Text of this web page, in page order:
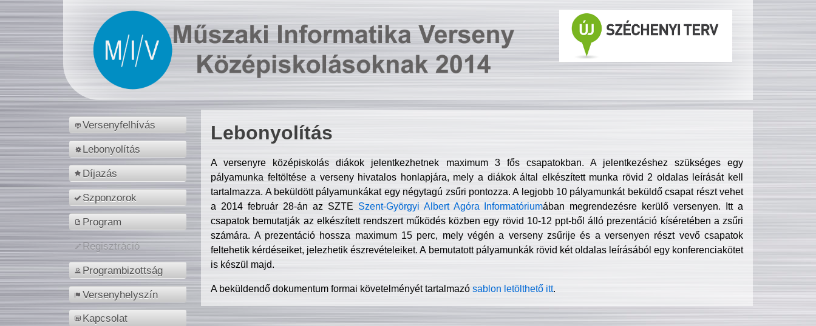
Versenyfelhívás
Lebonyolítás
Díjazás
Szponzorok
Program
Regisztráció
Programbizottság
Versenyhelyszín
Kapcsolat
Lebonyolítás
A versenyre középiskolás diákok jelentkezhetnek maximum 3 fős csapatokban. A jelentkezéshez szükséges egy
pályamunka feltöltése a verseny hivatalos honlapjára, mely a diákok által elkészített munka rövid 2 oldalas leírását kell
tartalmazza. A beküldött pályamunkákat egy négytagú zsűri pontozza. A legjobb 10 pályamunkát beküldő csapat részt vehet
a 2014 február 28-án az SZTE Szent-Györgyi Albert Agóra Informatóriumában megrendezésre kerülő versenyen. Itt a
csapatok bemutatják az elkészített rendszert működés közben egy rövid 10-12 ppt-ből álló prezentáció kíséretében a zsűri
számára. A prezentáció hossza maximum 15 perc, mely végén a verseny zsűrije és a versenyen részt vevő csapatok
feltehetik kérdéseiket, jelezhetik észrevételeiket. A bemutatott pályamunkák rövid két oldalas leírásából egy konferenciakötet
is készül majd.
A beküldendő dokumentum formai követelményét tartalmazósablon letölthető itt.